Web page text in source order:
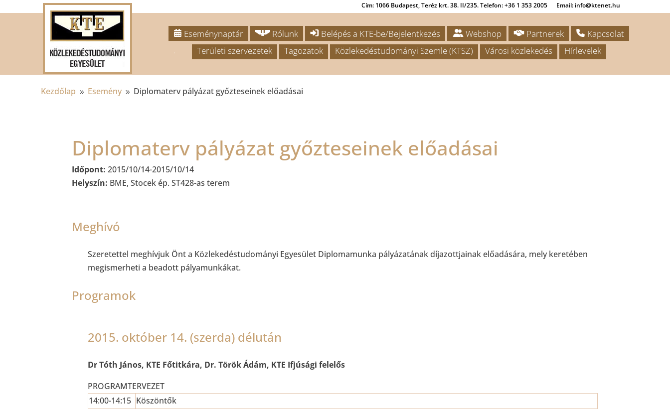
Cím: 1066 Budapest, Teréz krt. 38. II/235. Telefon: +36 1 353 2005 Email: info@ktenet.hu
Eseménynaptár Rólunk Belépés a KTE-be/Bejelentkezés Webshop Partnerek
Kapcsolat
.
Területi szervezetek Tagozatok Közlekedéstudományi Szemle (KTSZ) Városi közlekedés Hírlevelek
Kezdőlap 9 Esemény 9 Diplomaterv pályázat győzteseinek előadásai
Diplomaterv pályázat győzteseinek előadásai
Időpont: 2015/10/14-2015/10/14
Helyszín: BME, Stocek ép. ST428-as terem
Meghívó
Szeretettel meghívjuk Önt a Közlekedéstudományi Egyesület Diplomamunka pályázatának díjazottjainak előadására, mely keretében
megismerheti a beadott pályamunkákat.
Programok
2015. október 14. (szerda) délután
Dr Tóth János, KTE Főtitkára, Dr. Török Ádám, KTE Ifjúsági felelős
PROGRAMTERVEZET
14:00-14:15 Köszöntők